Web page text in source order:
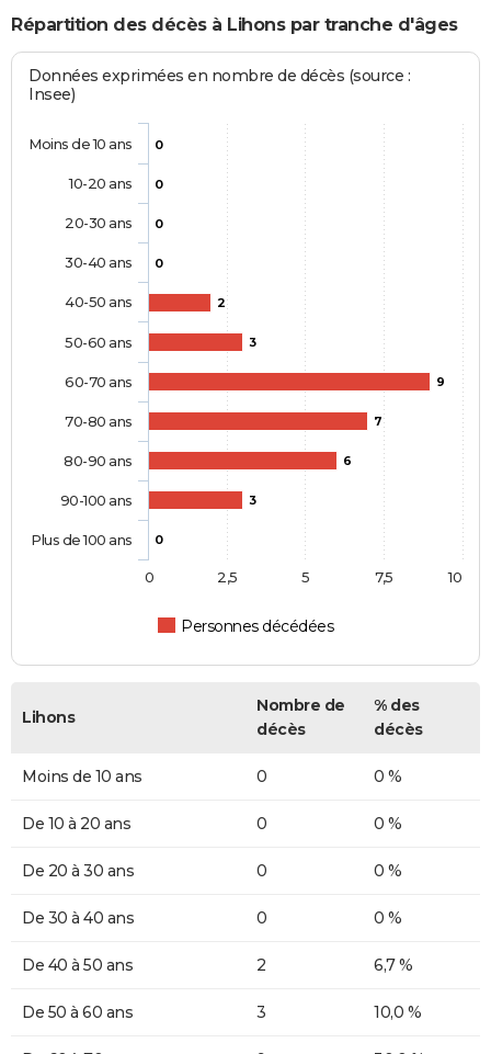
Répartition des décès à Lihons par tranche d'âges
Données exprimées en nombre de décès (source :
Insee)
0
0
0
0
2
3
9
7
6
3
0
Personnes décédées
Moins de 10 ans
10-20 ans
20-30 ans
30-40 ans
40-50 ans
50-60 ans
60-70 ans
70-80 ans
80-90 ans
90-100 ans
Plus de 100 ans
0 10
2,5 5 7,5
Lihons
Nombre de
décès
% des
décès
Moins de 10 ans 0 0 %
De 10 à 20 ans 0 0 %
De 20 à 30 ans 0 0 %
De 30 à 40 ans 0 0 %
De 40 à 50 ans 2 6,7 %
De 50 à 60 ans 3 10,0 %